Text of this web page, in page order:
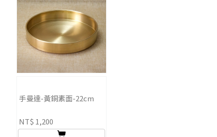
手曼達-黃銅素面-22cm
NT$ 1,200